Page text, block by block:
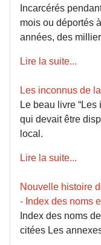
Incarcérés
mois ou déportés
années, des
Lire la suite...
Les inconnus de
Le beau livre
qui devait être
local.
Lire la suite...
Nouvelle histoire
- Index des noms
Index des noms
citées Les